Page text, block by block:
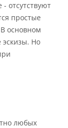
отсутствуют
простые
основном
эскизы. Но
любых